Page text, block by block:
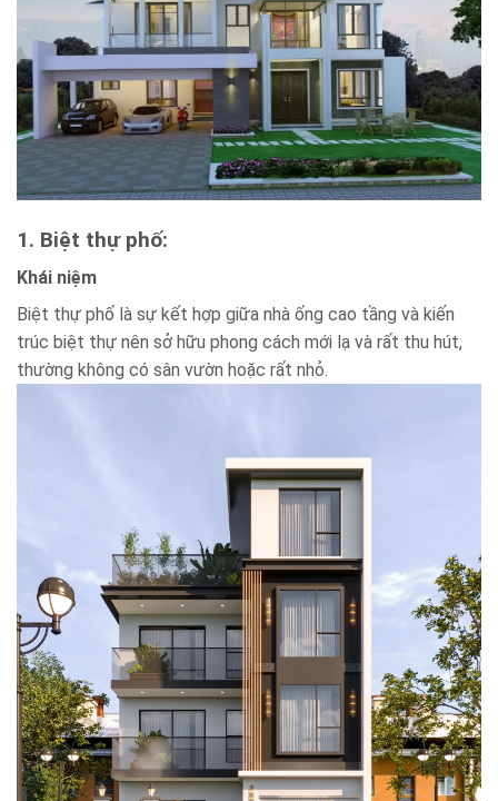
1. Biệt thự phố:
Khái niệm
Biệt thự phố là sự kết hợp giữa nhà ống cao tầng và kiến
trúc biệt thự nên sở hữu phong cách mới lạ và rất thu hút,
thường không có sân vườn hoặc rất nhỏ.